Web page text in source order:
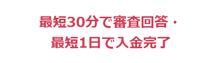
最短30分で審査回答・
最短1日で入金完了